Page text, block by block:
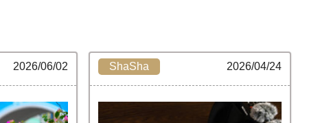
2026/06/02 ShaSha 2026/04/24